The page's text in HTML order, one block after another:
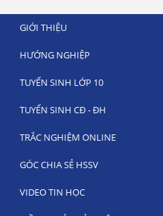
GIỚI THIỆU
HƯỚNG NGHIỆP
TUYỂN SINH LỚP 10
TUYỂN SINH CĐ - ĐH
TRẮC NGHIỆM ONLINE
GÓC CHIA SẺ HSSV
VIDEO TIN HỌC